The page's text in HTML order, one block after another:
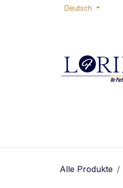
Zum Inhalt springenDeutsch
Alle Produkte